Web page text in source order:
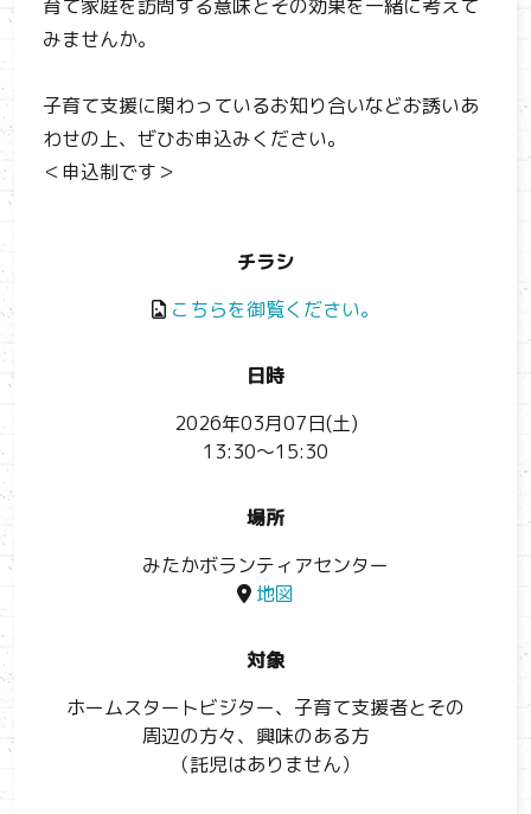
育て家庭を訪問する意味とその効果を一緒に考えて
みませんか。
子育て支援に関わっているお知り合いなどお誘いあ
わせの上、ぜひお申込みください。
＜申込制です＞
チラシ
こちらを御覧ください。
日時
2026年03月07日(土)
13:30～15:30
場所
みたかボランティアセンター
地図
対象
ホームスタートビジター、子育て支援者とその
周辺の方々、興味のある方
（託児はありません）